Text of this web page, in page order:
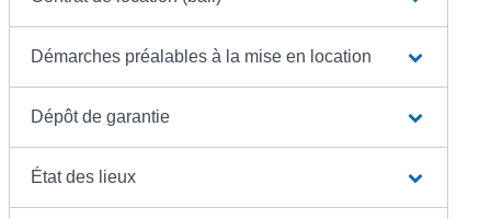
Démarches préalables à la mise en location
Dépôt de garantie
État des lieux